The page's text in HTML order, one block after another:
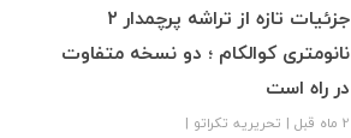
جزئیات تازه از تراشه پرچمدار ۲
نانومتری کوالکام ؛ دو نسخه متفاوت
در راه است
2 ماه قبل | تحریریه تکراتو |